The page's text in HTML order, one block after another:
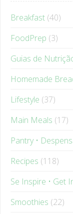
FoodPrep (3)
Guias de Nutrição
Homemade
Lifestyle(37)
Main Meals (17)
Pantry • Despensa
Recipes
(118)
Se Inspire • Get
Smoothies
(22)
Sweets • Doces